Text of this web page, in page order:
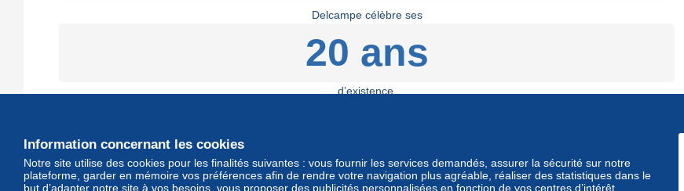
Delcampe célèbre ses
20 ans
d’existence.
Envie de découvrir les objets en vente sur Delcampe ?
Information concernant les cookies
Notre site utilise des cookies pour les finalités suivantes : vous fournir les services demandés, assurer la sécurité sur notre
plateforme, garder en mémoire vos préférences afin de rendre votre navigation plus agréable, réaliser des statistiques dans le
but d’adapter notre site à vos besoins, vous proposer des publicités personnalisées en fonction de vos centres d’intérêt.